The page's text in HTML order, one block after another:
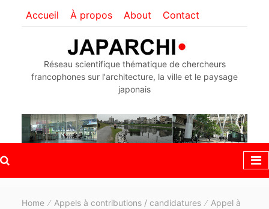
Accueil À propos About Contact
Réseau scientifique thématique de chercheurs
francophones sur l'architecture, la ville et le paysage
japonais
Home Appels à contributions / candidatures
Appel à